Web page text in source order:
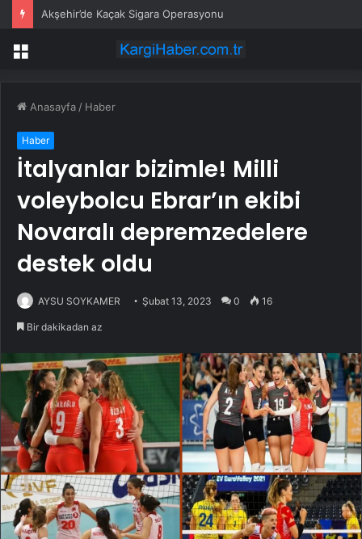
Akşehir’de Kaçak Sigara Operasyonu
Menü
Anasayfa / Haber
Haber
İtalyanlar bizimle! Milli
voleybolcu Ebrar’ın ekibi
Novaralı depremzedelere
destek oldu
AYSU SOYKAMER Şubat 13, 2023 0 16
Bir dakikadan az